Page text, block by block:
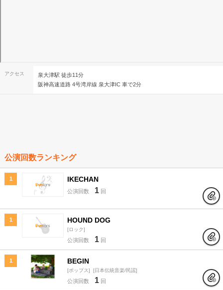
アクセス
泉大津駅 徒歩11分
阪神高速道路 4号湾岸線 泉大津IC 車で2分
公演回数ランキング
1 IKECHAN
公演回数 1 回
1 HOUND DOG
ロック
公演回数 1 回
1 BEGIN
ポップス 日本伝統音楽/民謡
公演回数 1 回